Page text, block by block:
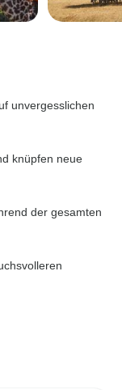
unvergesslichen
knüpfen neue
der gesamten